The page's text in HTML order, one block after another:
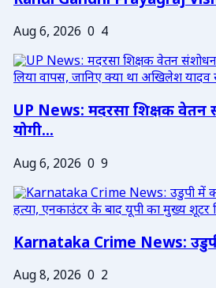
Aug 6, 2026 0 4
UP News: मदरसा शिक्षक
योगी...
Aug 6, 2026 0 9
Karnataka Crime News:
Aug 8, 2026 0 2